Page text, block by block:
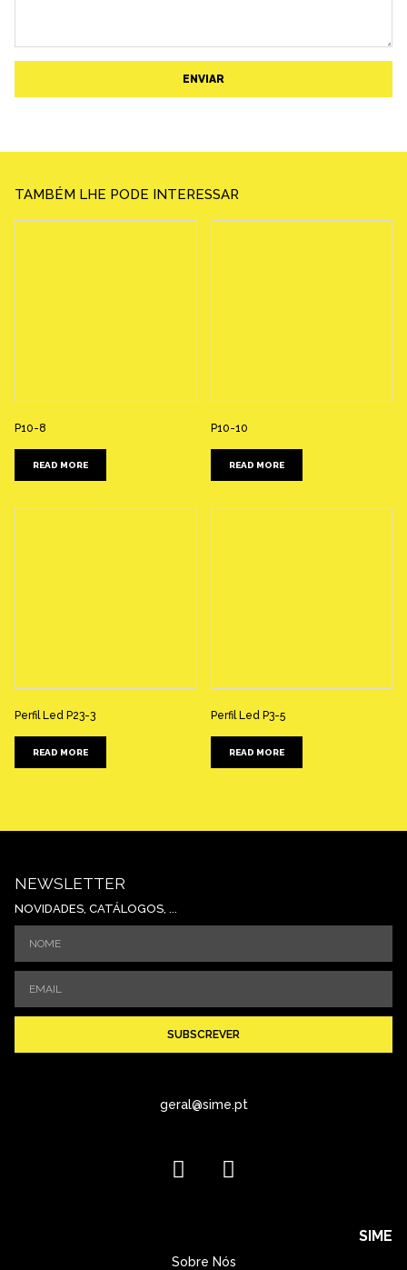
ENVIAR
TAMBÉM LHE PODE INTERESSAR
P10-8
READ MORE
P10-10
READ MORE
Perfil Led P23-3
READ MORE
Perfil Led P3-5
READ MORE
NEWSLETTER
NOVIDADES, CATÁLOGOS, ...
SUBSCREVER
geral@sime.pt
SIME
Sobre Nós